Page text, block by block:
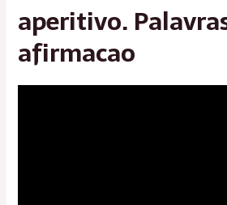
aperitivo.
afirmacao